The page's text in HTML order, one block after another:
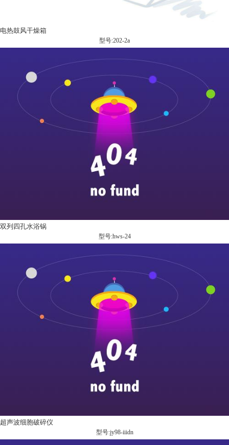
电热鼓风干燥箱
型号:202-2a
双列四孔水浴锅
型号:hws-24
超声波细胞破碎仪
型号:jy98-iiidn